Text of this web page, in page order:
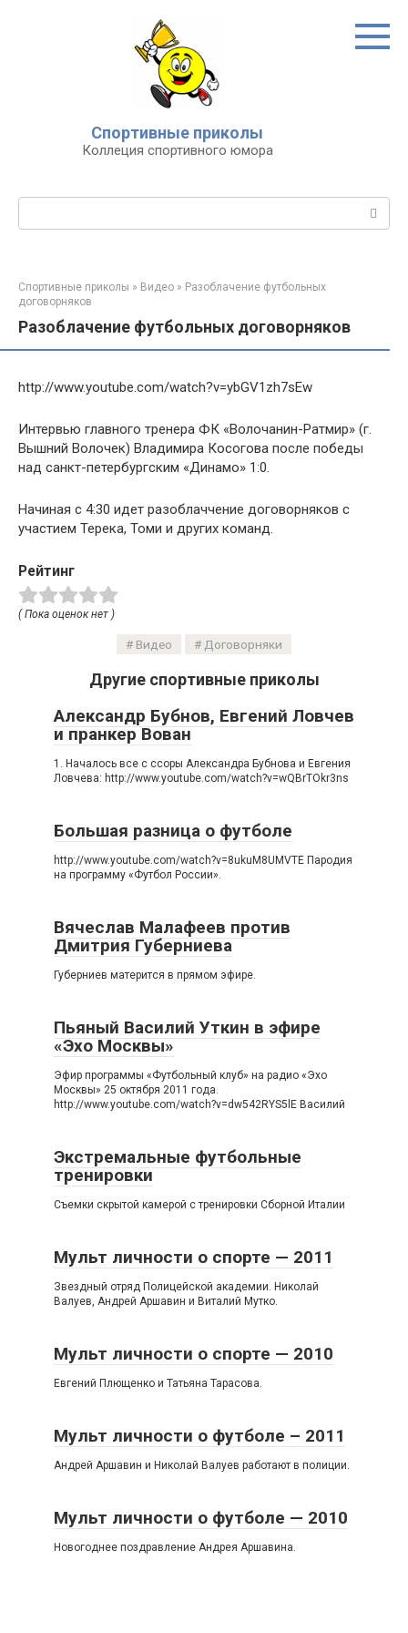
Спортивные приколы
Коллеция спортивного юмора
Спортивные приколы » Видео » Разоблачение футбольных
договорняков
Разоблачение футбольных договорняков
http://www.youtube.com/watch?v=ybGV1zh7sEw
Интервью главного тренера ФК «Волочанин-Ратмир» (г.
Вышний Волочек) Владимира Косогова после победы
над санкт-петербургским «Динамо» 1:0.
Начиная с 4:30 идет разоблаччение договорняков с
участием Терека, Томи и других команд.
Рейтинг
( Пока оценок нет )
Видео Договорняки
Другие спортивные приколы
Александр Бубнов, Евгений Ловчев
и пранкер Вован
1. Началось все с ссоры Александра Бубнова и Евгения
Ловчева: http://www.youtube.com/watch?v=wQBrTOkr3ns
Большая разница о футболе
http://www.youtube.com/watch?v=8ukuM8UMVTE Пародия
на программу «Футбол России».
Вячеслав Малафеев против
Дмитрия Губерниева
Губерниев матерится в прямом эфире.
Пьяный Василий Уткин в эфире
«Эхо Москвы»
Эфир программы «Футбольный клуб» на радио «Эхо
Москвы» 25 октября 2011 года.
http://www.youtube.com/watch?v=dw542RYS5lE Василий
Экстремальные футбольные
тренировки
Съемки скрытой камерой с тренировки Сборной Италии
Мульт личности о спорте — 2011
Звездный отряд Полицейской академии. Николай
Валуев, Андрей Аршавин и Виталий Мутко.
Мульт личности о спорте — 2010
Евгений Плющенко и Татьяна Тарасова.
Мульт личности о футболе – 2011
Андрей Аршавин и Николай Валуев работают в полиции.
Мульт личности о футболе — 2010
Новогоднее поздравление Андрея Аршавина.